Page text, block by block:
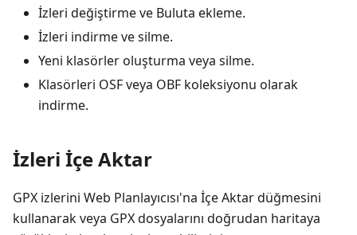
İzleri değiştirme ve Buluta ekleme.
İzleri indirme ve silme.
Yeni klasörler oluşturma veya silme.
Klasörleri OSF veya OBF koleksiyonu olarak
indirme.
İzleri İçe Aktar
GPX izlerini Web Planlayıcısı'na İçe Aktar düğmesini
kullanarak veya GPX dosyalarını doğrudan haritaya